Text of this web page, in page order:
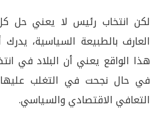
لكن انتخاب رئيس لا يعني حل
العارف بالطبيعة السياسية،
هذا الواقع يعني أن البلاد في
في حال نجحت في التغلب
التعافي الاقتصادي والسياسي.